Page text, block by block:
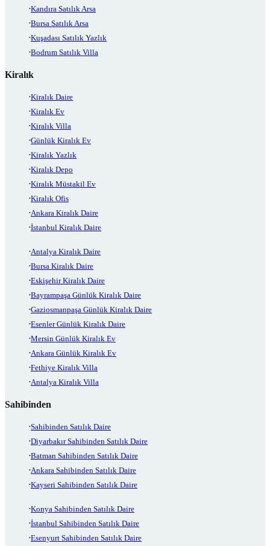
Kandıra Satılık Arsa
Bursa Satılık Arsa
Kuşadası Satılık Yazlık
Bodrum Satılık Villa
Kiralık
Kiralık Daire
Kiralık Ev
Kiralık Villa
Günlük Kiralık Ev
Kiralık Yazlık
Kiralık Depo
Kiralık Müstakil Ev
Kiralık Ofis
Ankara Kiralık Daire
İstanbul Kiralık Daire
Antalya Kiralık Daire
Bursa Kiralık Daire
Eskişehir Kiralık Daire
Bayrampaşa Günlük Kiralık Daire
Gaziosmanpaşa Günlük Kiralık Daire
Esenler Günlük Kiralık Daire
Mersin Günlük Kiralık Ev
Ankara Günlük Kiralık Ev
Fethiye Kiralık Villa
Antalya Kiralık Villa
Sahibinden
Sahibinden Satılık Daire
Diyarbakır Sahibinden Satılık Daire
Batman Sahibinden Satılık Daire
Ankara Sahibinden Satılık Daire
Kayseri Sahibinden Satılık Daire
Konya Sahibinden Satılık Daire
İstanbul Sahibinden Satılık Daire
Esenyurt Sahibinden Satılık Daire